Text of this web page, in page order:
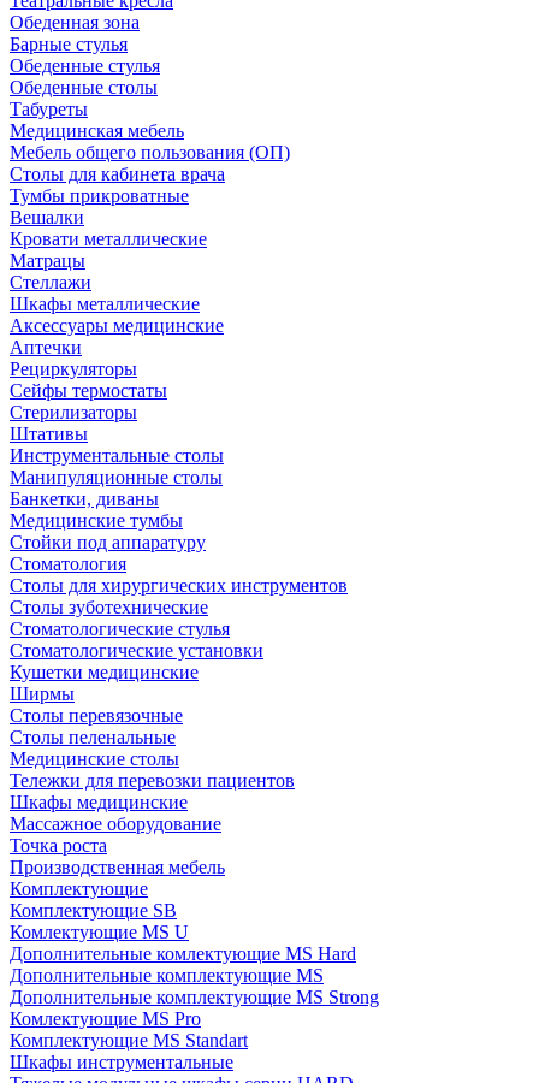
Обеденная зона
Барные стулья
Обеденные стулья
Обеденные столы
Табуреты
Медицинская мебель
Мебель общего пользования (ОП)
Столы для кабинета врача
Тумбы прикроватные
Вешалки
Кровати металлические
Матрацы
Стеллажи
Шкафы металлические
Аксессуары медицинские
Аптечки
Рециркуляторы
Сейфы термостаты
Стерилизаторы
Штативы
Инструментальные столы
Манипуляционные столы
Банкетки, диваны
Медицинские тумбы
Стойки под аппаратуру
Стоматология
Столы для хирургических инструментов
Столы зуботехнические
Стоматологические стулья
Стоматологические установки
Кушетки медицинские
Ширмы
Столы перевязочные
Столы пеленальные
Медицинские столы
Тележки для перевозки пациентов
Шкафы медицинские
Массажное оборудование
Точка роста
Производственная мебель
Комплектующие
Комплектующие SB
Комлектующие MS U
Дополнительные комлектующие MS Hard
Дополнительные комплектующие MS
Дополнительные комплектующие MS Strong
Комлектующие MS Pro
Комплектующие MS Standart
Шкафы инструментальные